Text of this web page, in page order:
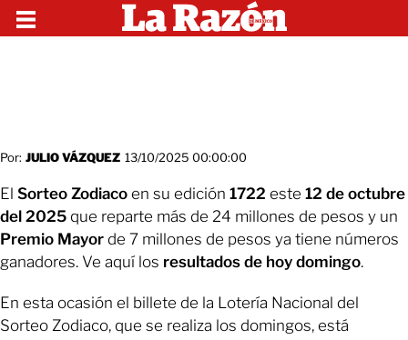
Por: JULIO VÁZQUEZ 13/10/2025 00:00:00
El Sorteo Zodiaco en su edición 1722 este 12 de octubre
del 2025 que reparte más de 24 millones de pesos y un
Premio Mayor de 7 millones de pesos ya tiene números
ganadores. Ve aquí los resultados de hoy domingo.
En esta ocasión el billete de la Lotería Nacional del
Sorteo Zodiaco, que se realiza los domingos, está